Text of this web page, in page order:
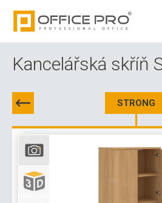
Kancelářská skříň
STRONG